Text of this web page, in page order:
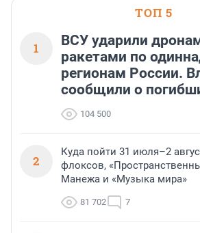
ТОП 5
1
ВСУ ударили
ракетами по
регионам России.
сообщили о
104 500
2
Куда пойти 31 июля–2
флоксов,
Манежа и «Музыка мира»
81 702 7